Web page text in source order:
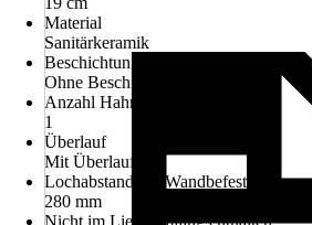
Material
Sanitärkeramik
Beschichtung
Ohne Beschichtung
Anzahl Hahnlöcher
1
Überlauf
Mit Überlauf
Lochabstand der Wandbefestigung
280 mm
Nicht im Lieferumfang enthalten